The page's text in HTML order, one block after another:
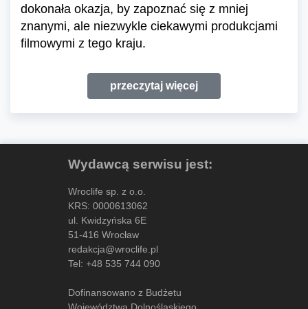
dokonała okazja, by zapoznać się z mniej
znanymi, ale niezwykle ciekawymi produkcjami
filmowymi z tego kraju.
przeczytaj więcej
Wydawcą serwisu jest:
Wroclife sp. z o.o.
KRS: 0000613062
ul. Kwidzyńska 6E
51-416 Wrocław
redakcja@wroclife.pl
Tel: +48 535 744 090
Dofinansowano z Budżetu
Województwa Dolnośląskiego